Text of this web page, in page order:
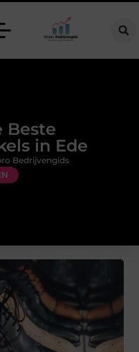
inzet van personeel
Beste
in Ede
Bedrijvengids